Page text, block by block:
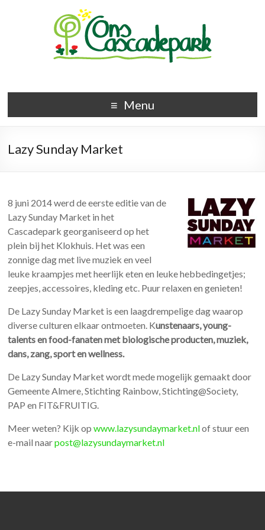
Menu
Lazy Sunday Market
8 juni 2014 werd de eerste editie van de
Lazy Sunday Market in het
Cascadepark georganiseerd op het
plein bij het Klokhuis. Het was een
zonnige dag met live muziek en veel
leuke kraampjes met heerlijk eten en leuke hebbedingetjes;
zeepjes, accessoires, kleding etc. Puur relaxen en genieten!
De Lazy Sunday Market is een laagdrempelige dag waarop
diverse culturen elkaar ontmoeten. Kunstenaars, young-
talents en food-fanaten met biologische producten, muziek,
dans, zang, sport en wellness.
De Lazy Sunday Market wordt mede mogelijk gemaakt door
Gemeente Almere, Stichting Rainbow, Stichting@Society,
PAP en FIT&FRUITIG.
Meer weten? Kijk opwww.lazysundaymarket.nlof stuur een
e-mail naarpost@lazysundaymarket.nl